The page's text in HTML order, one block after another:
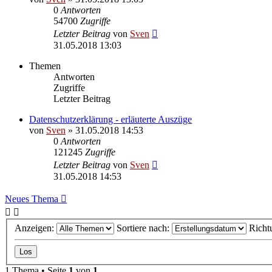
0 Antworten
54700 Zugriffe
Letzter Beitrag von Sven
31.05.2018 13:03
Themen
Antworten
Zugriffe
Letzter Beitrag
Datenschutzerklärung - erläuterte Auszüge
von Sven » 31.05.2018 14:53
0 Antworten
121245 Zugriffe
Letzter Beitrag von Sven
31.05.2018 14:53
Neues Thema
Anzeigen: Sortiere nach: